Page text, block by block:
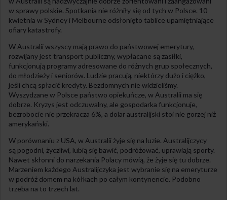
w sprawy polskie. Spotkania nie różniły się od tych w Polsce. 10
kwietnia w Sydney i Melbourne odsłonięto tablice upamiętniające
ofiary katastrofy.
W Australii wszyscy mają prawo do państwowej emerytury,
rozwijany jest transport publiczny, wypłacane są zasiłki,
funkcjonują programy adresowane do różnych grup społecznych,
do młodzieży i seniorów. Ludzie pracują, niektórzy dużo i ciężko,
jeśli chcą spłacić kredyty. Bezdomnych nie widzieliśmy.
Wyszydzane w Polsce państwo opiekuńcze, w Australii ma się
dobrze. Kryzys jest odczuwalny, ale gospodarka funkcjonuje,
bezrobocie nie przekracza 6%, a dolar australijski stoi nie gorzej niż
amerykański.
W porównaniu z USA, w Australii żyje się na luzie. Australijczycy
są pogodni, życzliwi, lubią się bawić, podróżować, uprawiają sporty.
Nawet skłonni do narzekania Polacy mówią, że żyje się tu dobrze.
Marzeniem każdego Australijczyka jest wybranie się na emeryturze
w podróż domem na kółkach po całym kontynencie. Podobno
trzeba na to trzech lat.